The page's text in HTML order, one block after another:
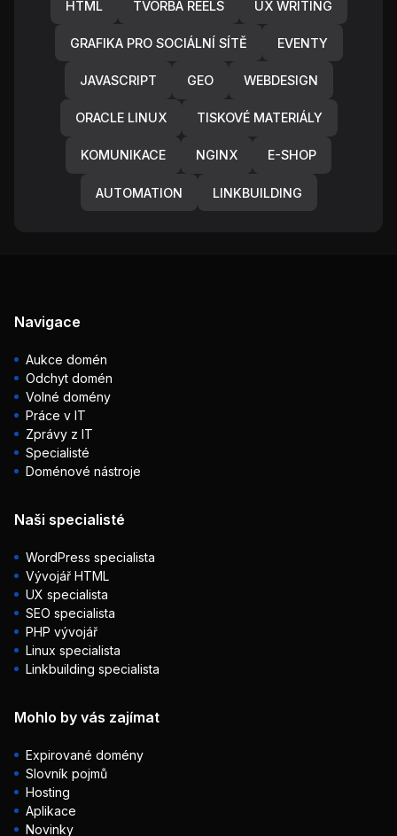
HTML TVORBA REELS UX WRITING
GRAFIKA PRO SOCIÁLNÍ SÍTĚ EVENTY
JAVASCRIPT GEO WEBDESIGN
ORACLE LINUX TISKOVÉ MATERIÁLY
KOMUNIKACE NGINX E-SHOP
AUTOMATION LINKBUILDING
Navigace
Aukce domén
Odchyt domén
Volné domény
Práce v IT
Zprávy z IT
Specialisté
Doménové nástroje
Naši specialisté
WordPress specialista
Vývojář HTML
UX specialista
SEO specialista
PHP vývojář
Linux specialista
Linkbuilding specialista
Mohlo by vás zajímat
Expirované domény
Slovník pojmů
Hosting
Aplikace
Novinky